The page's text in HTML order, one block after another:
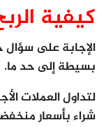
كيفية
الإجابة على سؤال
بسيطة إلى حد ما.
لتداول العملات
شراء بأسعار